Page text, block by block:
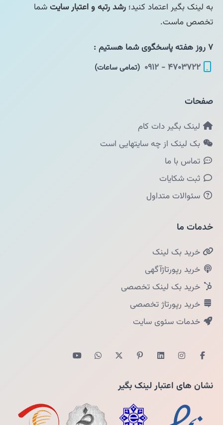
به لینک بگیر اعتماد کنید؛ رشد رتبه و اعتبار سایتشما
تخصص ماست.
۷ روز هفته پاسخگوی شما هستیم :
۴۷۰۳۷۲۲ - ۰۹۱۲
(تمامی ساعات)
صفحات
لینک بگیر دات کام
بک لینک از چه سایتهایی است
تماس با ما
ثبت شکایات
سئوالات متداول
خدمات ما
خرید بک لینک
خرید رپورتاژآگهی
خرید بک لینک تخصصی
خرید رپورتاژ تخصصی
خدمات سئوی سایت
نشان های اعتبار لینک بگیر